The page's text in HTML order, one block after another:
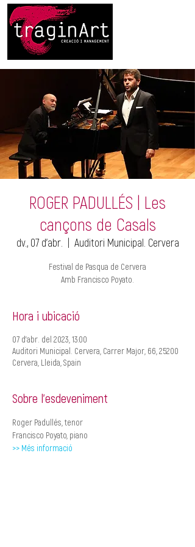
ROGER PADULLÉS | Les
cançons de Casals
dv., 07 d’abr.
  |
Auditori Municipal. Cervera
Festival de Pasqua de Cervera
Amb Francisco Poyato.
Hora i ubicació
07 d’abr. del 2023, 13:00
Auditori Municipal. Cervera, Carrer Major, 66, 25200
Cervera, Lleida, Spain
Sobre l'esdeveniment
Roger Padullés, tenor
Francisco Poyato, piano
>> Més informació